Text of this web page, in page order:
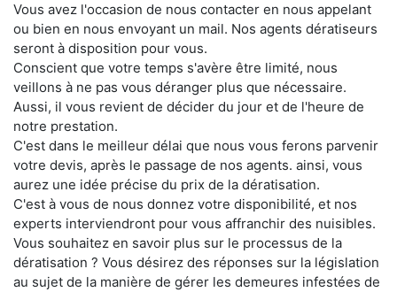
Vous avez l'occasion de nous contacter en nous appelant
ou bien en nous envoyant un mail. Nos agents dératiseurs
seront à disposition pour vous.
Conscient que votre temps s'avère être limité, nous
veillons à ne pas vous déranger plus que nécessaire.
Aussi, il vous revient de décider du jour et de l'heure de
notre prestation.
C'est dans le meilleur délai que nous vous ferons parvenir
votre devis, après le passage de nos agents. ainsi, vous
aurez une idée précise du prix de la dératisation.
C'est à vous de nous donnez votre disponibilité, et nos
experts interviendront pour vous affranchir des nuisibles.
Vous souhaitez en savoir plus sur le processus de la
dératisation ? Vous désirez des réponses sur la législation
au sujet de la manière de gérer les demeures infestées de